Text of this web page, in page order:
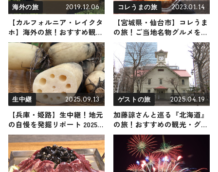
海外の旅 2019.12.06
【カルフォルニア・レイクタ
ホ】海外の旅！おすすめ観光
スポットやグルメをリポート
コレうまの旅 2023.01.14
【宮城県・仙台市】コレうま
の旅！ご当地名物グルメをお
届け
生中継 2025.09.13
【兵庫・姫路】生中継！地元
の自慢を発掘リポート 2025
年9月13日放送
ゲストの旅 2025.04.19
加藤諒さんと巡る『北海道』
の旅！おすすめの観光・グル
メをご紹介 2025年4月19日放